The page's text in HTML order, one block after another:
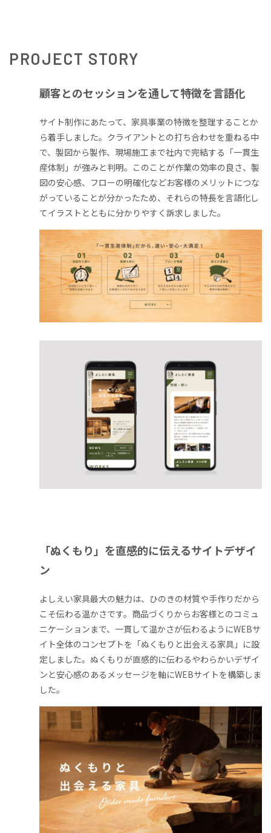
PROJECT STORY
顧客とのセッションを通して特徴を言語化
サイト制作にあたって、家具事業の特徴を整理することか
ら着手しました。クライアントとの打ち合わせを重ねる中
で、製図から製作、現場施工まで社内で完結する「一貫生
産体制」が強みと判明。このことが作業の効率の良さ、製
図の安心感、フローの明確化などお客様のメリットにつな
がっていることが分かったため、それらの特長を言語化し
てイラストとともに分かりやすく訴求しました。
「ぬくもり」を直感的に伝えるサイトデザイ
ン
よしえい家具最大の魅力は、ひのきの材質や手作りだから
こそ伝わる温かさです。商品づくりからお客様とのコミュ
ニケーションまで、一貫して温かさが伝わるようにWEBサ
イト全体のコンセプトを「ぬくもりと出会える家具」に設
定しました。 ぬくもりが直感的に伝わるやわらかいデザイ
ンと安心感のあるメッセージを軸にWEBサイトを構築しま
した。